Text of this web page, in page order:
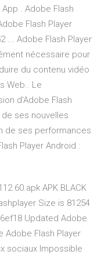
App . Adobe Flash
Flash Player
... Adobe Flash Player
nécessaire pour
du contenu vidéo
Web.. Le
d'Adobe Flash
ses nouvelles
de ses performances
Player Android :
APK BLACK
Size is 81254
Updated Adobe
Adobe Flash Player
sociaux Impossible